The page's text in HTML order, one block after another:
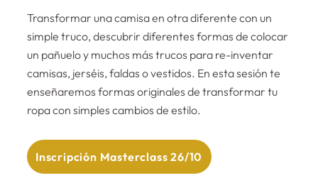
Transformar una camisa en otra diferente con un
simple truco, descubrir diferentes formas de colocar
un pañuelo y muchos más trucos para re-inventar
camisas, jerséis, faldas o vestidos. En esta sesión te
enseñaremos formas originales de transformar tu
ropa con simples cambios de estilo.
Inscripción Masterclass 26/10